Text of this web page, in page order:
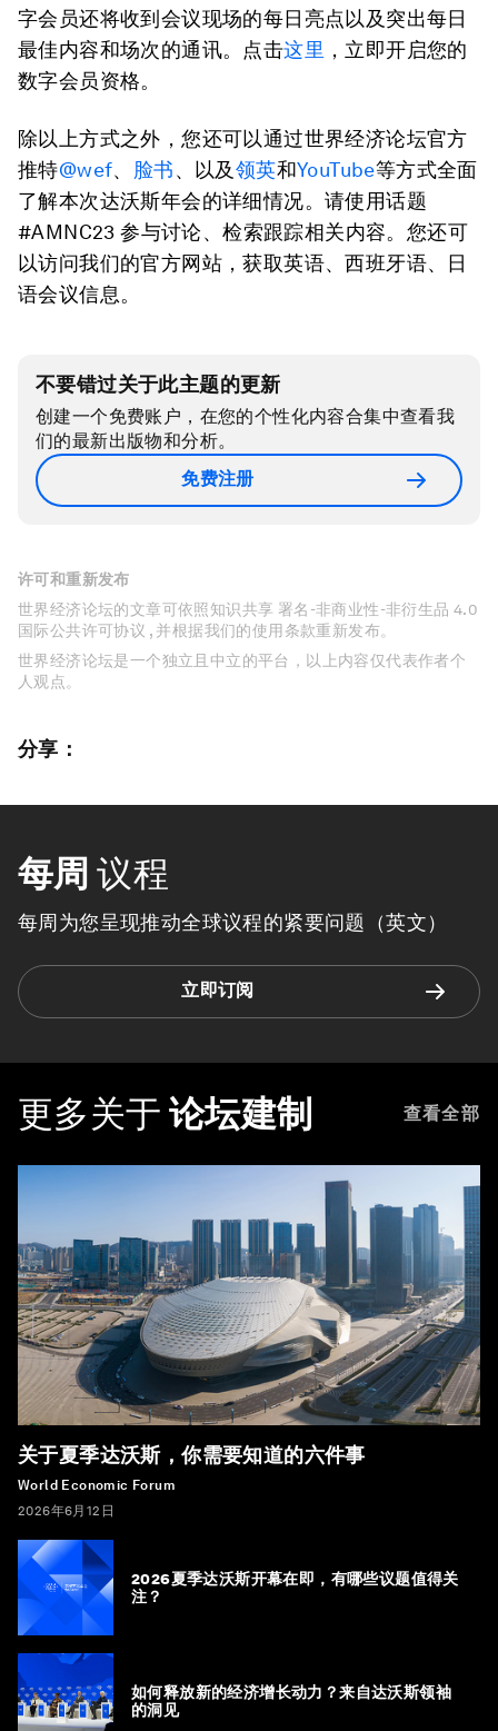
字会员还将收到会议现场的每日亮点以及突出每日
最佳内容和场次的通讯。点击这里 ，立即开启您的
数字会员资格。
除以上方式之外，您还可以通过世界经济论坛官方
推特@wef、 脸书、以及领英和YouTube等方式全面
了解本次达沃斯年会的详细情况。请使用话题
#AMNC23 参与讨论、检索跟踪相关内容。您还可
以访问我们的官方网站，获取英语、西班牙语、日
语会议信息。
不要错过关于此主题的更新
创建一个免费账户，在您的个性化内容合集中查看我
们的最新出版物和分析。
免费注册
许可和重新发布
世界经济论坛的文章可依照知识共享 署名-非商业性-非衍生品 4.0
国际公共许可协议 , 并根据我们的使用条款重新发布。
世界经济论坛是一个独立且中立的平台，以上内容仅代表作者个
人观点。
分享：
每周 议程
每周为您呈现推动全球议程的紧要问题（英文）
立即订阅
更多关于 论坛建制 查看全部
关于夏季达沃斯，你需要知道的六件事
World Economic Forum
2026年6月12日
2026夏季达沃斯开幕在即，有哪些议题值得关
注？
如何释放新的经济增长动力？来自达沃斯领袖
的洞见